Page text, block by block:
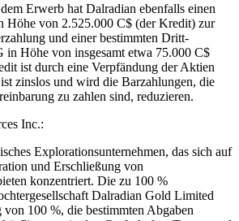
Erwerb hat Dalradian ebenfalls einen
Höhe von 2.525.000 C$ (der Kredit) zur
und einer bestimmten Dritt-
in Höhe von insgesamt etwa 75.000 C$
ist durch eine Verpfändung der Aktien
zinslos und wird die Barzahlungen, die
zu zahlen sind, reduzieren.
Inc.:
Explorationsunternehmen, das sich auf
und Erschließung von
konzentriert. Die zu 100 %
Dalradian Gold Limited
100 %, die bestimmten Abgaben